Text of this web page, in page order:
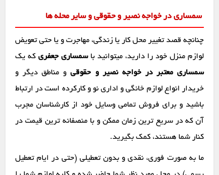
سمساری در خواجه نصیر و حقوقی و سایر محله ها
چنانچه قصد تغییر محل کار یا زندگی، مهاجرت و یا حتی تعویض
لوازم منزل خود را دارید، میتوانید باسمساری جعفری که یک
سمساری معتبر در خواجه نصیر و حقوقیو مناطق دیگر و
خریدار انواع لوازم خانگی و اداری نو و کارکرده است در ارتباط
باشید و برای فروش تمامی وسایل خود از کارشناسان مجرب
آن که در سریع ترین زمان ممکن و با منصفانه ترین قیمت در
کنار شما هستند، کمک بگیرید.
ما به صورت فوری، نقدی و بدون تعطیلی (حتی در ایام تعطیل